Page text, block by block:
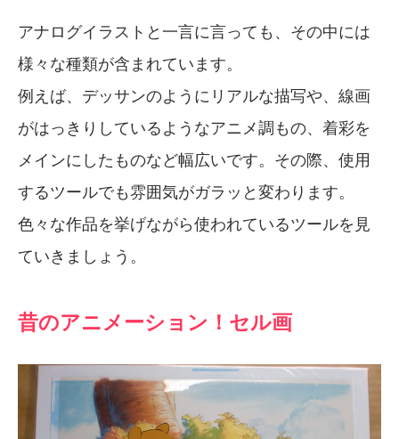
アナログイラストと一言に言っても、その中には
様々な種類が含まれています。
例えば、デッサンのようにリアルな描写や、線画
がはっきりしているようなアニメ調もの、着彩を
メインにしたものなど幅広いです。その際、使用
するツールでも雰囲気がガラッと変わります。
色々な作品を挙げながら使われているツールを見
ていきましょう。
昔のアニメーション！セル画